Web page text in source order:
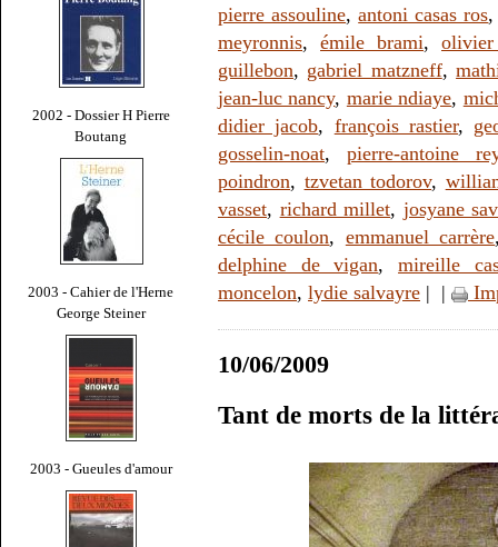
2002 - Dossier H Pierre
Boutang
2003 - Cahier de l'Herne
George Steiner
2003 - Gueules d'amour
pierre assouline,antoni casas ros
meyronnis, émile brami,
guillebon, gabriel matzneff,
jean-luc nancy, marie ndiaye,
didier jacob, françois rastier,
gosselin-noat, pierre-antoine
poindron, tzvetan todorov,
vasset, richard millet, josyane
cécile coulon, emmanuel carrère
delphine de vigan,mireille
moncelon, lydie salvayre | |
10/06/2009
Tant de morts de la